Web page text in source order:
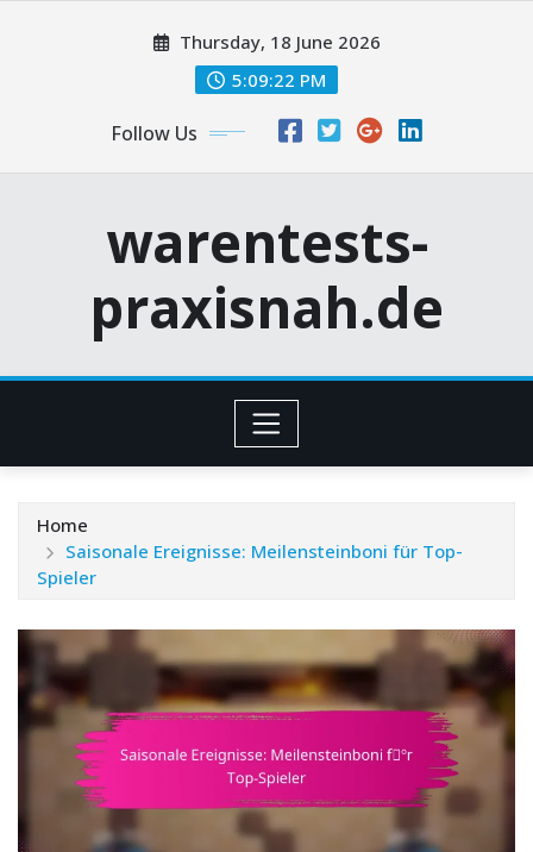
Thursday, 18 June 2026
5:09:24 PM
Follow Us
warentests-
praxisnah.de
Home
Saisonale Ereignisse: Meilensteinboni für Top-
Spieler